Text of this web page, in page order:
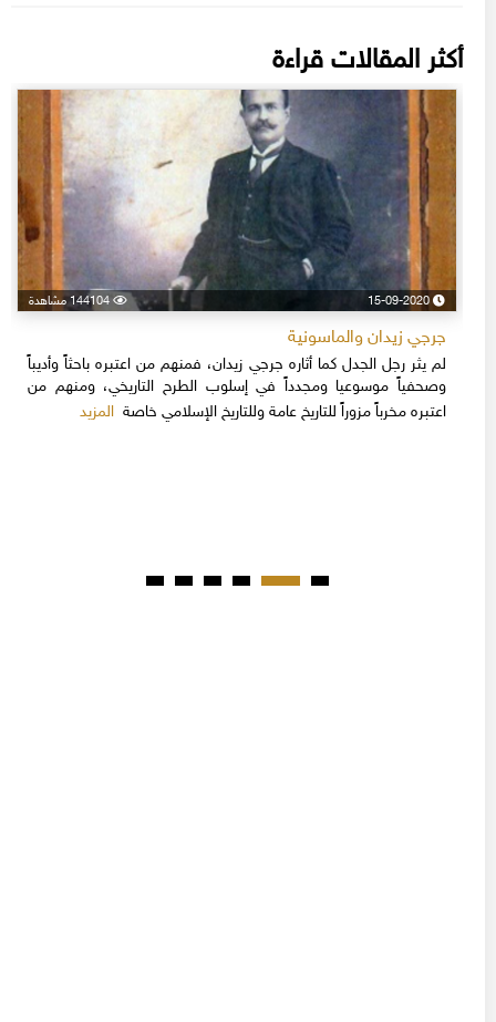
أكثر المقالات قراءة
15-09-2020 144104 مشاهدة
جرجي زيدان والماسونية
لم يثر رجل الجدل كما أثاره جرجي زيدان، فمنهم من اعتبره باحثاً وأديباً
وصحفياً موسوعيا ومجدداً في إسلوب الطرح التاريخي، ومنهم من
اعتبره مخرباً مزوراً للتاريخ عامة وللتاريخ الإسلامي خاصةالمزيد